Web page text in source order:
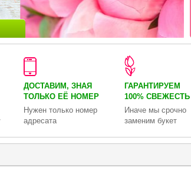
ДОСТАВИМ, ЗНАЯ
ТОЛЬКО ЕЁ НОМЕР
Нужен только номер
адресата
ГАРАНТИРУЕМ
100% СВЕЖЕСТЬ
Иначе мы срочно
заменим букет